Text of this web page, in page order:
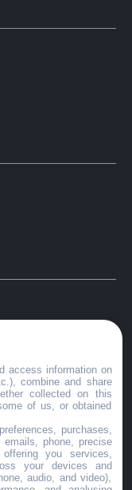
access information on
combine and share
collected on this
of us, or obtained
purchases,
phone, precise
you services,
your devices and
audio, and video),